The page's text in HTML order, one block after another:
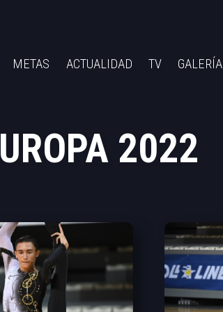
METAS ACTUALIDAD TV GALERÍA
2022